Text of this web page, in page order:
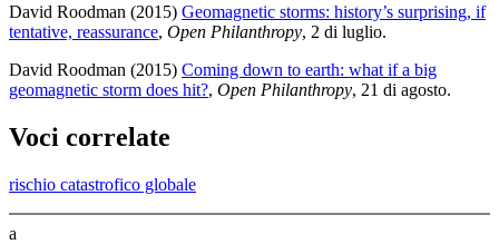
David Roodman (2015) Geomagnetic storms: history’s surprising, if
tentative, reassurance, Open Philanthropy, 2 di luglio.
David Roodman (2015) Coming down to earth: what if a big
geomagnetic storm does hit?, Open Philanthropy, 21 di agosto.
Voci correlate
rischio catastrofico globale
a